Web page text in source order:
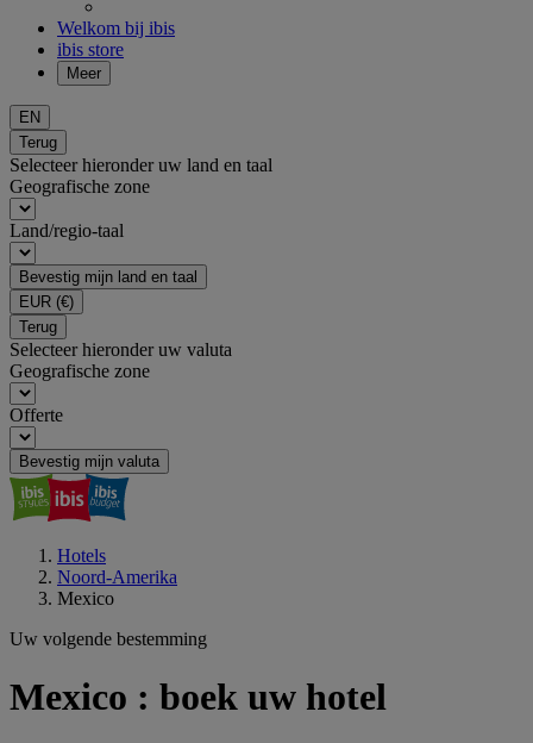
Welkom bij ibis
ibis store
Meer
EN
Terug
Selecteer hieronder uw land en taal
Geografische zone
Land/regio-taal
Bevestig mijn land en taal
EUR (€)
Terug
Selecteer hieronder uw valuta
Geografische zone
Offerte
Bevestig mijn valuta
Hotels
Noord-Amerika
Mexico
Uw volgende bestemming
Mexico : boek uw hotel